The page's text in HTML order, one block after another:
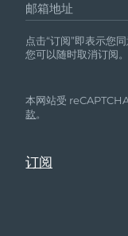
邮箱地址
点击“订阅”即表示您
您可以随时取消订阅。
本网站受
款。